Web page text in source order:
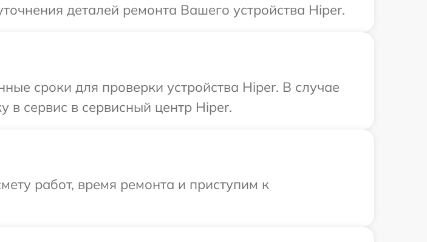
деталей ремонта Вашего устройства Hiper.
сроки для проверки устройства Hiper. В случае
в сервис в сервисный центр Hiper.
работ, время ремонта и приступим к